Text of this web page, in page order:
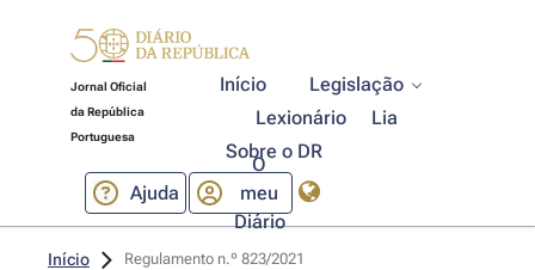
Jornal Oficial
da República
Portuguesa
Início
Legislação
Lexionário
Lia
Sobre o DR
Ajuda
O
meu
Diário
Início Regulamento n.º 823/2021